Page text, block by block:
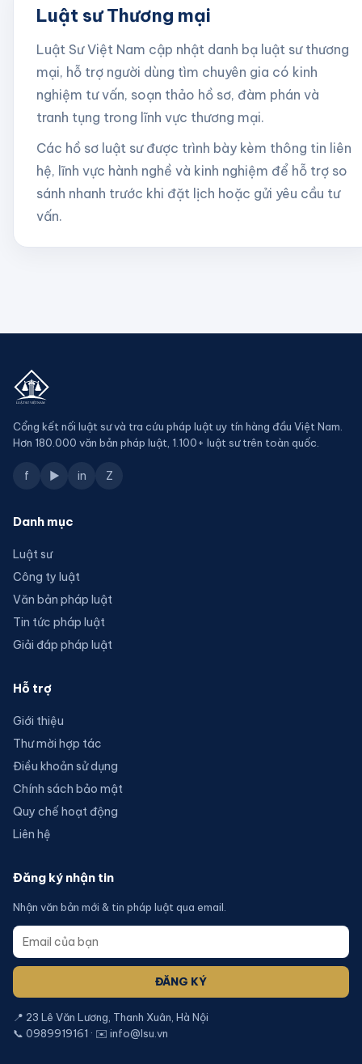
Luật sư Thương mại
Luật Sư Việt Nam cập nhật danh bạ luật sư thương
mại, hỗ trợ người dùng tìm chuyên gia có kinh
nghiệm tư vấn, soạn thảo hồ sơ, đàm phán và
tranh tụng trong lĩnh vực thương mại.
Các hồ sơ luật sư được trình bày kèm thông tin liên
hệ, lĩnh vực hành nghề và kinh nghiệm để hỗ trợ so
sánh nhanh trước khi đặt lịch hoặc gửi yêu cầu tư
vấn.
Cổng kết nối luật sư và tra cứu pháp luật uy tín hàng đầu Việt Nam.
Hơn 180.000 văn bản pháp luật, 1.100+ luật sư trên toàn quốc.
f ▶ in Z
Danh mục
Luật sư
Công ty luật
Văn bản pháp luật
Tin tức pháp luật
Giải đáp pháp luật
Hỗ trợ
Giới thiệu
Thư mời hợp tác
Điều khoản sử dụng
Chính sách bảo mật
Quy chế hoạt động
Liên hệ
Đăng ký nhận tin
Nhận văn bản mới & tin pháp luật qua email.
ĐĂNG KÝ
📍 23 Lê Văn Lương, Thanh Xuân, Hà Nội
📞 0989919161 · ✉️ info@lsu.vn